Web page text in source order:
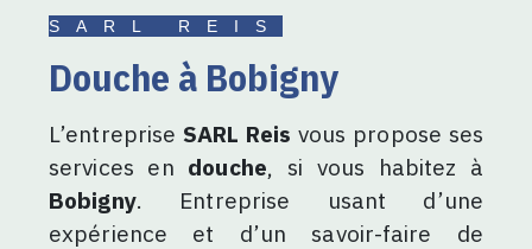
SARL REIS
douche à Bobigny
L’entreprise SARL Reis vous propose ses
services en douche, si vous habitez à
Bobigny. Entreprise usant d’une
expérience et d’un savoir-faire de